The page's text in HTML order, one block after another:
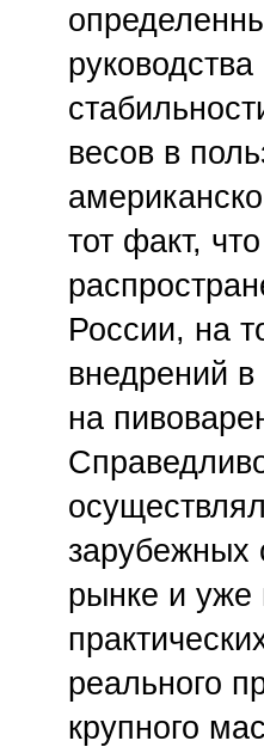
весов в
тот факт,
России, на
внедрений
на
зарубежных
рынке и
реального
крупного